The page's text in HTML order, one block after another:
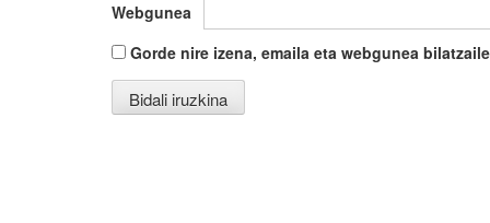
Webgunea
Gorde nire izena, emaila eta webgunea